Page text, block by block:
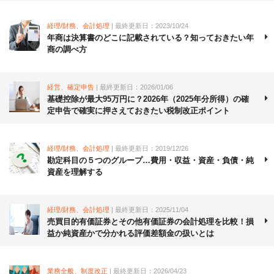
経理/財務、会計処理 | 最終更新日：2023/10/24
年商は決算書のどこに記載されている？知っておきたい年
商の調べ方
経営、確定申告 | 最終更新日：2026/01/06
基礎控除が最大95万円に？2026年（2025年分所得）の確
定申告で確実に押さえておきたい税制改正ポイント
経理/財務、会計処理 | 最終更新日：2019/12/26
勘定科目の５つのグループ…費用・収益・資産・負債・純
資産を理解する
経理/財務、会計処理 | 最終更新日：2025/11/04
売買目的有価証券とその他有価証券の会計処理を比較！損
益か純資産かで分かれる評価差額金の扱いとは
業務全般、制度改正 | 最終更新日：2026/04/23